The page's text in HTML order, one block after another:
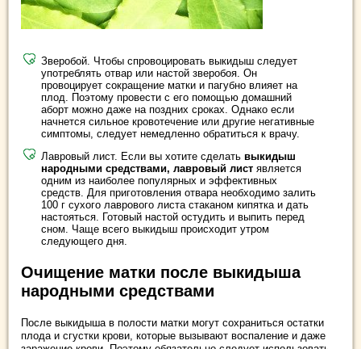
Зверобой. Чтобы спровоцировать выкидыш следует
употреблять отвар или настой зверобоя. Он
провоцирует сокращение матки и пагубно влияет на
плод. Поэтому провести с его помощью домашний
аборт можно даже на поздних сроках. Однако если
начнется сильное кровотечение или другие негативные
симптомы, следует немедленно обратиться к врачу.
Лавровый лист. Если вы хотите сделать выкидыш
народными средствами, лавровый лист является
одним из наиболее популярных и эффективных
средств. Для приготовления отвара необходимо залить
100 г сухого лаврового листа стаканом кипятка и дать
настояться. Готовый настой остудить и выпить перед
сном. Чаще всего выкидыш происходит утром
следующего дня.
Очищение матки после выкидыша
народными средствами
После выкидыша в полости матки могут сохраниться остатки
плода и сгустки крови, которые вызывают воспаление и даже